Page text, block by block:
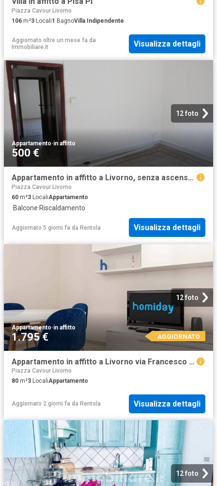
Piazza Cavour Livorno
106 m²3 Locali1 BagnoVilla Indipendente
Aggiornato oltre un mese fa da
Immobiliare.it
Visualizza dettagli
12 foto
Appartamento·in affitto
500 €
Appartamento in affitto a Livorno, senza ascensore, balcone, studio TrovaCasa
Piazza Cavour Livorno
60 m²3 LocaliAppartamento
·Balcone·Riscaldamento
Aggiornato 5 giorni fa da Rentola Visualizza dettagli
12 foto
Appartamento·in affitto
1.795 € AGGIORNATO
Appartamento in affitto a Livorno via Francesco Mimbelli, arredato, travi a vista TrovaCasa
Piazza Cavour Livorno
80 m²3 LocaliAppartamento
Aggiornato 2 giorni fa da Rentola Visualizza dettagli
12 foto